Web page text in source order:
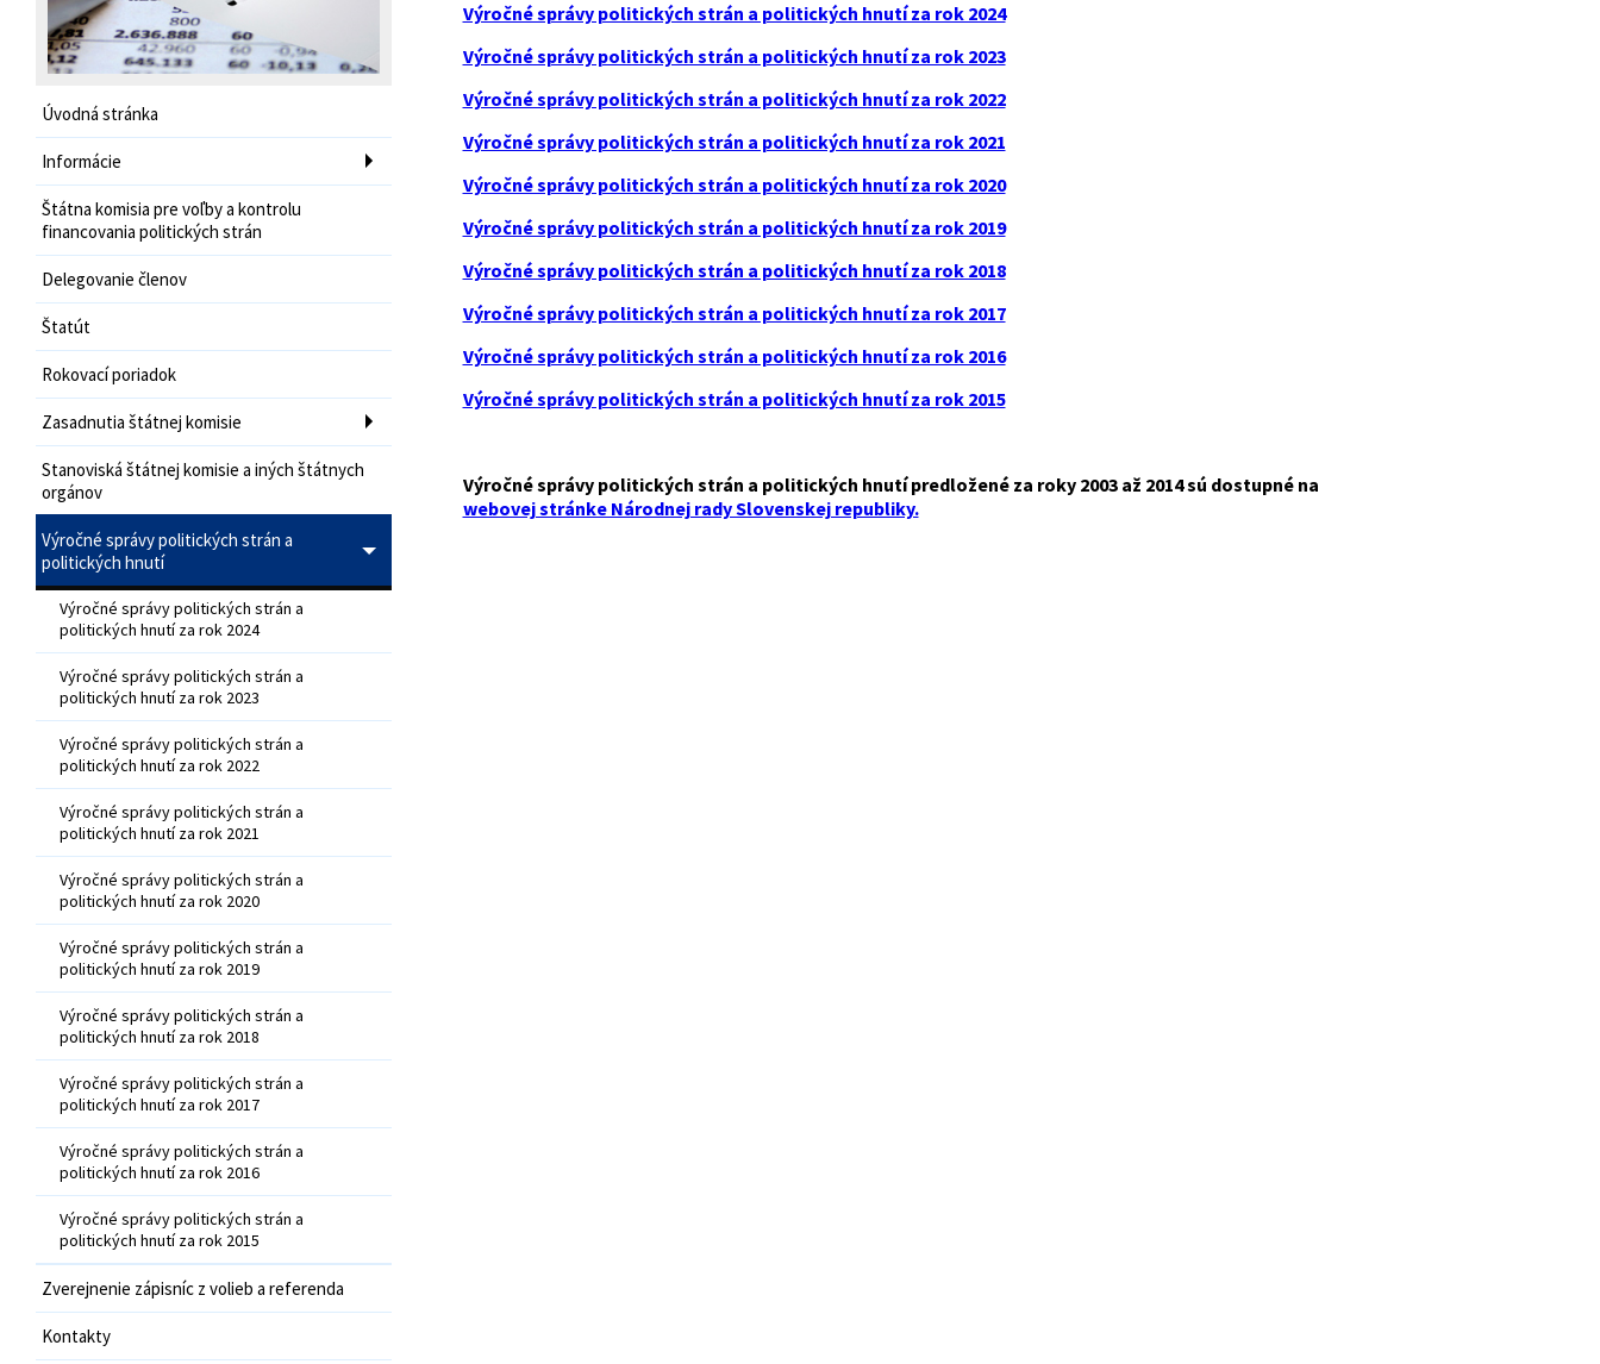
Úvodná stránka
Informácie
Štátna komisia pre voľby a kontrolu
financovania politických strán
Delegovanie členov
Štatút
Rokovací poriadok
Zasadnutia štátnej komisie
Stanoviská štátnej komisie a iných štátnych
orgánov
Výročné správy politických strán a
politických hnutí
Výročné správy politických strán a
politických hnutí za rok 2024
Výročné správy politických strán a
politických hnutí za rok 2023
Výročné správy politických strán a
politických hnutí za rok 2022
Výročné správy politických strán a
politických hnutí za rok 2021
Výročné správy politických strán a
politických hnutí za rok 2020
Výročné správy politických strán a
politických hnutí za rok 2019
Výročné správy politických strán a
politických hnutí za rok 2018
Výročné správy politických strán a
politických hnutí za rok 2017
Výročné správy politických strán a
politických hnutí za rok 2016
Výročné správy politických strán a
politických hnutí za rok 2015
Zverejnenie zápisníc z volieb a referenda
Kontakty
Výročné správy politických strán a politických hnutí za rok 2024
Výročné správy politických strán a politických hnutí za rok 2023
Výročné správy politických strán a politických hnutí za rok 2022
Výročné správy politických strán a politických hnutí za rok 2021
Výročné správy politických strán a politických hnutí za rok 2020
Výročné správy politických strán a politických hnutí za rok 2019
Výročné správy politických strán a politických hnutí za rok 2018
Výročné správy politických strán a politických hnutí za rok 2017
Výročné správy politických strán a politických hnutí za rok 2016
Výročné správy politických strán a politických hnutí za rok 2015
Výročné správy politických strán a politických hnutí predložené za roky 2003 až 2014 sú dostupné na
webovej stránke Národnej rady Slovenskej republiky.